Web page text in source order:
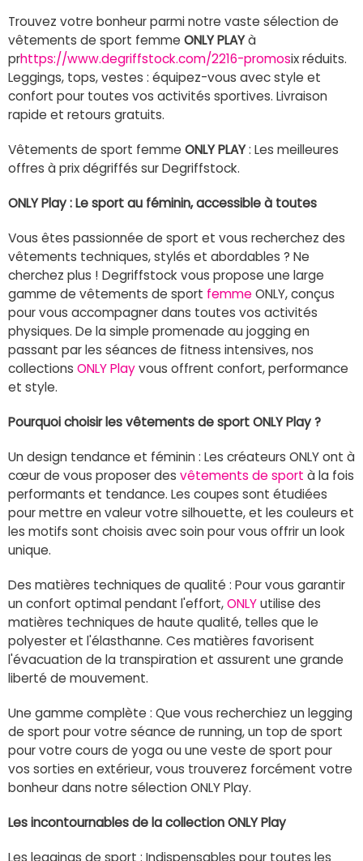
Trouvez votre bonheur parmi notre vaste sélection de
vêtements de sport femme ONLY PLAYà
prhttps://www.degriffstock.com/2216-promosix réduits.
Leggings, tops, vestes : équipez-vous avec style et
confort pour toutes vos activités sportives. Livraison
rapide et retours gratuits.
Vêtements de sport femme ONLY PLAY: Les meilleures
offres à prix dégriffés sur Degriffstock.
ONLY Play : Le sport au féminin, accessible à toutes
Vous êtes passionnée de sport et vous recherchez des
vêtements techniques, stylés et abordables ? Ne
cherchez plus ! Degriffstock vous propose une large
gamme de vêtements de sport femmeONLY, conçus
pour vous accompagner dans toutes vos activités
physiques. De la simple promenade au jogging en
passant par les séances de fitness intensives, nos
collections ONLY Playvous offrent confort, performance
et style.
Pourquoi choisir les vêtements de sport ONLY Play ?
Un design tendance et féminin : Les créateurs ONLY ont à
cœur de vous proposer des vêtements de sport à la fois
performants et tendance. Les coupes sont étudiées
pour mettre en valeur votre silhouette, et les couleurs et
les motifs sont choisis avec soin pour vous offrir un look
unique.
Des matières techniques de qualité : Pour vous garantir
un confort optimal pendant l'effort,ONLYutilise des
matières techniques de haute qualité, telles que le
polyester et l'élasthanne. Ces matières favorisent
l'évacuation de la transpiration et assurent une grande
liberté de mouvement.
Une gamme complète : Que vous recherchiez un legging
de sport pour votre séance de running, un top de sport
pour votre cours de yoga ou une veste de sport pour
vos sorties en extérieur, vous trouverez forcément votre
bonheur dans notre sélection ONLY Play.
Les incontournables de la collection ONLY Play
Les leggings de sport : Indispensables pour toutes les